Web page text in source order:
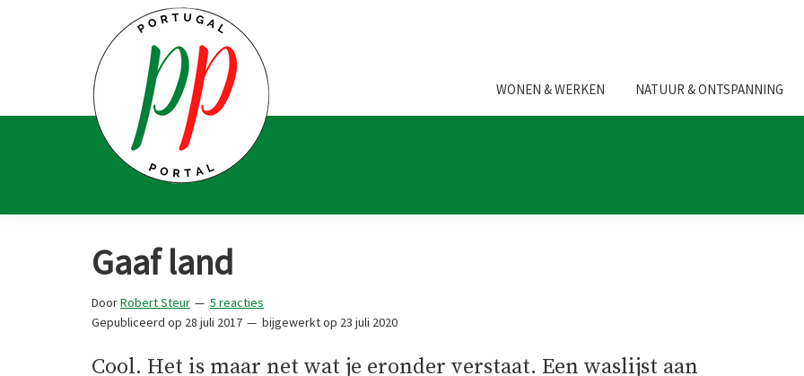
hoofdnavigatie
Portal
en
fanaten
WONEN & WERKEN NATUUR & ONTSPANNING
Gaaf land
DoorRobert Steur
5 reacties
Gepubliceerd op 28 juli 2017 bijgewerkt op 23 juli 2020
Cool. Het is maar net wat je eronder verstaat. Een waslijst aan